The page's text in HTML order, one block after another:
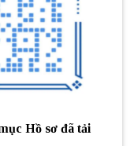
Hồ sơ đã tải